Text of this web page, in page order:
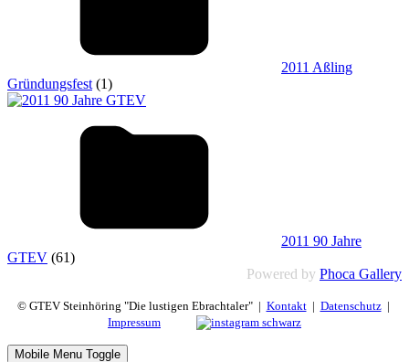
2011 Aßling
Gründungsfest (1)
2011 90 Jahre
GTEV (61)
Powered by Phoca Gallery
© GTEV Steinhöring "Die lustigen Ebrachtaler" | Kontakt| Datenschutz|
Impressum
Mobile Menu Toggle